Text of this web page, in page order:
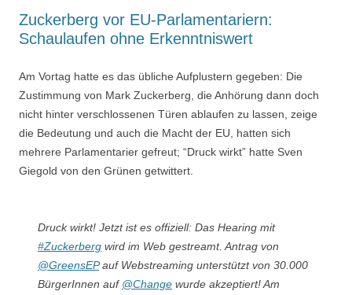
Zuckerberg vor EU-Parlamentariern:
Schaulaufen ohne Erkenntniswert
Am Vortag hatte es das übliche Aufplustern gegeben: Die
Zustimmung von Mark Zuckerberg, die Anhörung dann doch
nicht hinter verschlossenen Türen ablaufen zu lassen, zeige
die Bedeutung und auch die Macht der EU, hatten sich
mehrere Parlamentarier gefreut; “Druck wirkt” hatte Sven
Giegold von den Grünen getwittert.
Druck wirkt! Jetzt ist es offiziell: Das Hearing mit
#Zuckerberg wird im Web gestreamt. Antrag von
@GreensEPauf Webstreaming unterstützt von 30.000
BürgerInnen auf @Change wurde akzeptiert! Am